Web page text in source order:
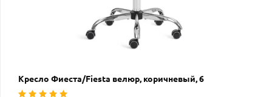
Кресло Фиеста/Fiesta велюр, коричневый, 6